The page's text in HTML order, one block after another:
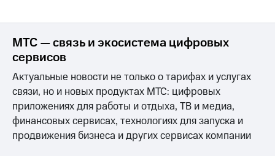
МТС — связь и экосистема цифровых
сервисов
Актуальные новости не только о тарифах и услугах
связи, но и новых продуктах МТС: цифровых
приложениях для работы и отдыха, ТВ и медиа,
финансовых сервисах, технологиях для запуска и
продвижения бизнеса и других сервисах компании